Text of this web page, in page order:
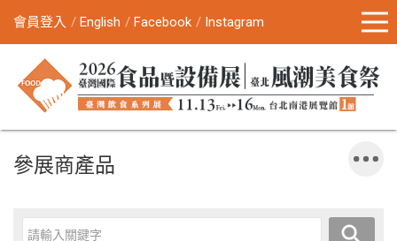
會員登入 English Facebook Instagram
參展商產品